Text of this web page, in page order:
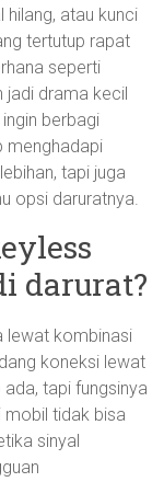
hilang, atau kunci
tertutup rapat
seperti
jadi drama kecil
berbagi
menghadapi
tapi juga
opsi daruratnya.
darurat?
lewat kombinasi
koneksi lewat
tapi fungsinya
mobil tidak bisa
sinyal